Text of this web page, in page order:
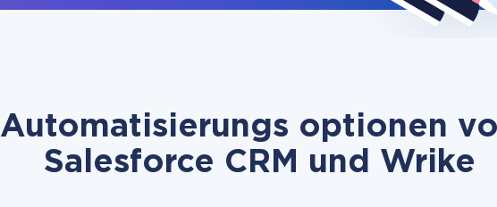
Automatisierungs optionen
Salesforce CRM und Wrike